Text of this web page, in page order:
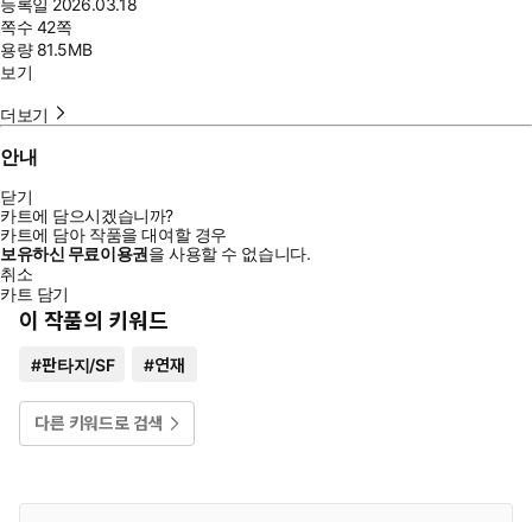
등록일 2026.03.18
쪽수 42쪽
용량 81.5MB
보기
더보기
안내
닫기
카트에 담으시겠습니까?
카트에 담아 작품을 대여할 경우
보유하신 무료이용권을 사용할 수 없습니다.
취소
카트 담기
이 작품의 키워드
#판타지/SF #연재
다른 키워드로 검색